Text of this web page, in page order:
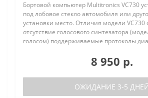
Бортовой компьютер Multitronics VC730
под лобовое стекло автомобиля или
установки место. Отличия модели VC730
отсутствие голосового синтезатора
голосом) поддерживаемые протоколы
8 950 р.
ОЖИДАНИЕ 3-5 ДНЕЙ